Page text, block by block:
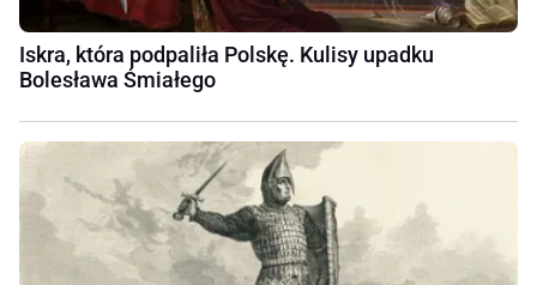
Iskra, która podpaliła Polskę. Kulisy upadku
Bolesława Śmiałego